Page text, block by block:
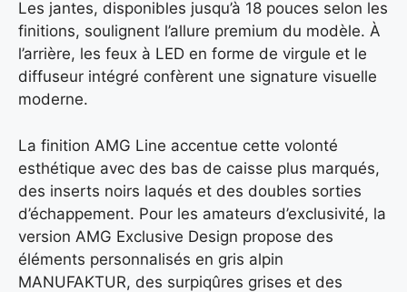
Les jantes, disponibles jusqu’à 18 pouces selon les
finitions, soulignent l’allure premium du modèle. À
l’arrière, les feux à LED en forme de virgule et le
diffuseur intégré confèrent une signature visuelle
moderne.
La finition AMG Line accentue cette volonté
esthétique avec des bas de caisse plus marqués,
des inserts noirs laqués et des doubles sorties
d’échappement. Pour les amateurs d’exclusivité, la
version AMG Exclusive Design propose des
éléments personnalisés en gris alpin
MANUFAKTUR, des surpiqûres grises et des